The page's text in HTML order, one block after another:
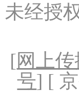
未经授
[网上
号] [